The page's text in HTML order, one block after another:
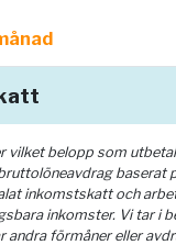
vilket belopp som
baserat
inkomstskatt och
inkomster. Vi tar i
andra förmåner eller